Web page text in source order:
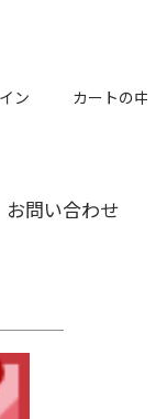
ン カートの中
お問い合わせ